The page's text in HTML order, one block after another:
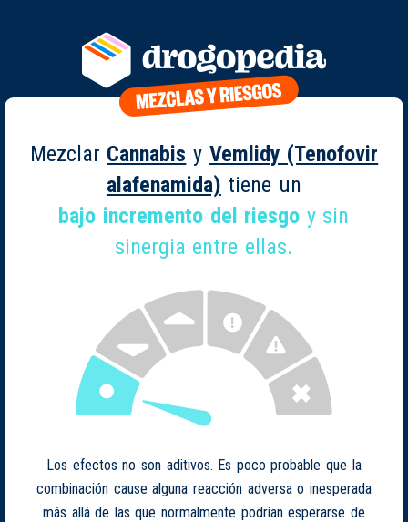
Mezclar Cannabis y Vemlidy (Tenofovir
alafenamida) tiene un
bajo incremento del riesgo y sin
sinergia entre ellas.
Los efectos no son aditivos. Es poco probable que la
combinación cause alguna reacción adversa o inesperada
más allá de las que normalmente podrían esperarse de